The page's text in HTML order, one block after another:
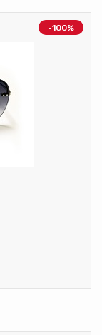
-100%